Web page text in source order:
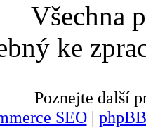
Všechna
ke
Poznejte další
SEO|